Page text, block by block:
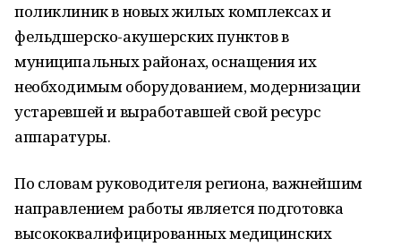
поликлиник в новых жилых комплексах и
фельдшерско-акушерских пунктов в
муниципальных районах, оснащения их
необходимым оборудованием, модернизации
устаревшей и выработавшей свой ресурс
аппаратуры.
По словам руководителя региона, важнейшим
направлением работы является подготовка
высококвалифицированных медицинских